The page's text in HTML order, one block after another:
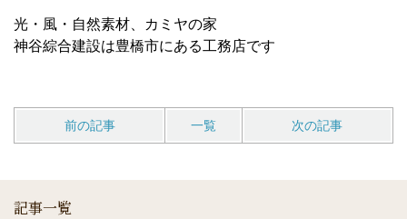
光・風・自然素材、カミヤの家
神谷綜合建設は豊橋市にある工務店です
前の記事 一覧 次の記事
記事一覧